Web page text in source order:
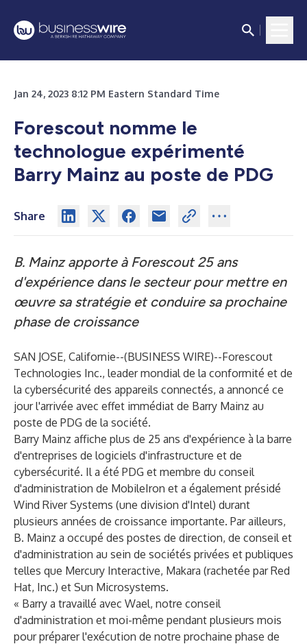
Jan 24, 2023 8:12 PM Eastern Standard Time
Forescout nomme le
technologue expérimenté
Barry Mainz au poste de PDG
Share
B. Mainz apporte à Forescout 25 ans
d'expérience dans le secteur pour mettre en
œuvre sa stratégie et conduire sa prochaine
phase de croissance
SAN JOSE, Californie--(BUSINESS WIRE)--Forescout
Technologies Inc., leader mondial de la conformité et de
la cybersécurité des appareils connectés, a annoncé ce
jour l'arrivée avec effet immédiat de Barry Mainz au
poste de PDG de la société.
Barry Mainz affiche plus de 25 ans d'expérience à la barre
d'entreprises de logiciels d'infrastructure et de
cybersécurité. Il a été PDG et membre du conseil
d'administration de MobileIron et a également présidé
Wind River Systems (une division d'Intel) durant
plusieurs années de croissance importante. Par ailleurs,
B. Mainz a occupé des postes de direction, de conseil et
d'administration au sein de sociétés privées et publiques
telles que Mercury Interactive, Makara (rachetée par Red
Hat, Inc.) et Sun Microsystems.
« Barry a travaillé avec Wael, notre conseil
d'administration et moi-même pendant plusieurs mois
pour préparer l'exécution de notre prochaine phase de